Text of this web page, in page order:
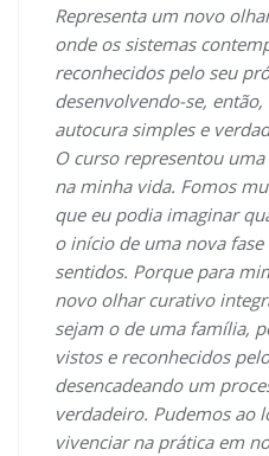
Representa um novo
onde os sistemas
reconhecidos pelo seu
desenvolvendo-se,
autocura simples e
O curso representou
na minha vida. Fomos
que eu podia imaginar
o início de uma nova
sentidos. Porque para
novo olhar curativo
sejam o de uma família,
vistos e reconhecidos
desencadeando um
verdadeiro. Pudemos ao
vivenciar na prática em